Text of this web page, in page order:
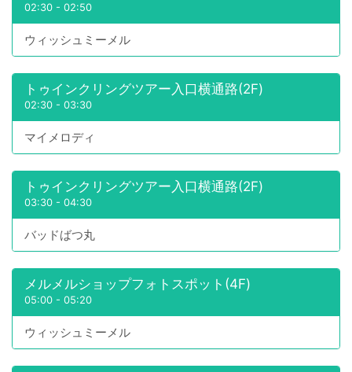
02:30 - 02:50
ウィッシュミーメル
トゥインクリングツアー入口横通路(2F)
02:30 - 03:30
マイメロディ
トゥインクリングツアー入口横通路(2F)
03:30 - 04:30
バッドばつ丸
メルメルショップフォトスポット(4F)
05:00 - 05:20
ウィッシュミーメル